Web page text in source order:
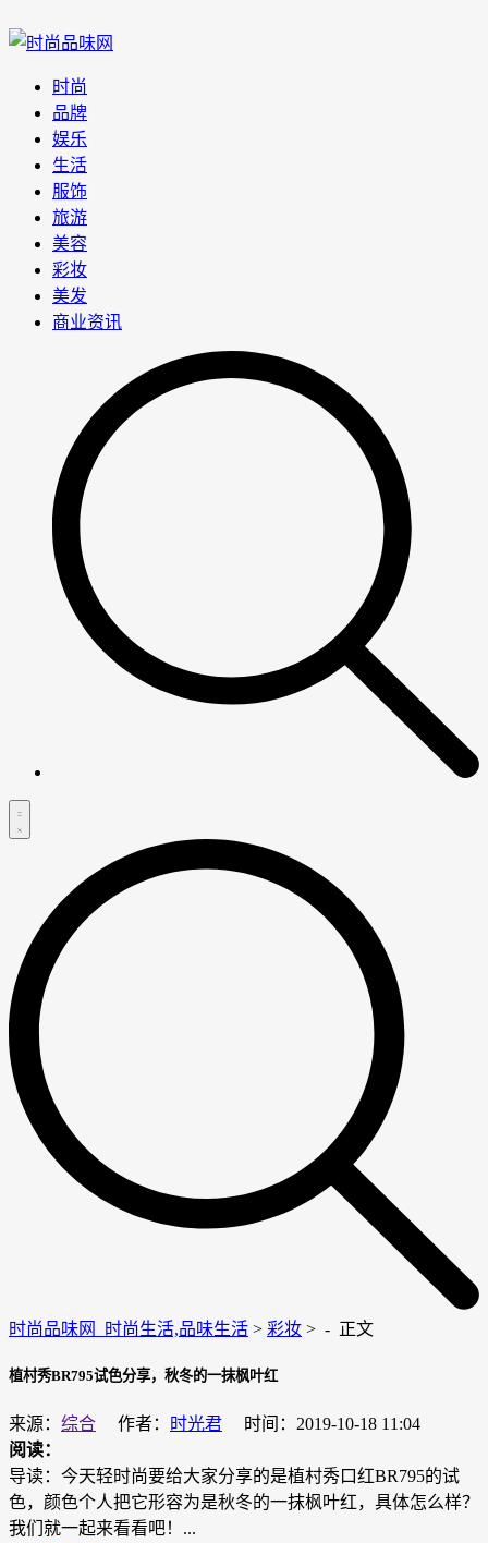
时尚
品牌
娱乐
生活
服饰
旅游
美容
彩妆
美发
商业资讯
时尚品味网_时尚生活,品味生活 > 彩妆 > - 正文
植村秀BR795试色分享，秋冬的一抹枫叶红
来源： 综合 作者： 时光君
时间：2019-10-18 11:04
阅读：
导读：今天轻时尚要给大家分享的是植村秀口红BR795的试
色，颜色个人把它形容为是秋冬的一抹枫叶红，具体怎么样？
我们就一起来看看吧！...